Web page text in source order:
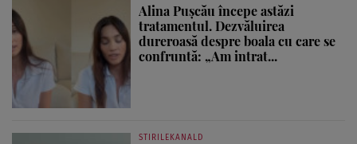
Alina Pușcău începe astăzi
tratamentul. Dezvăluirea
dureroasă despre boala cu care se
confruntă: „Am intrat...
STIRILEKANALD